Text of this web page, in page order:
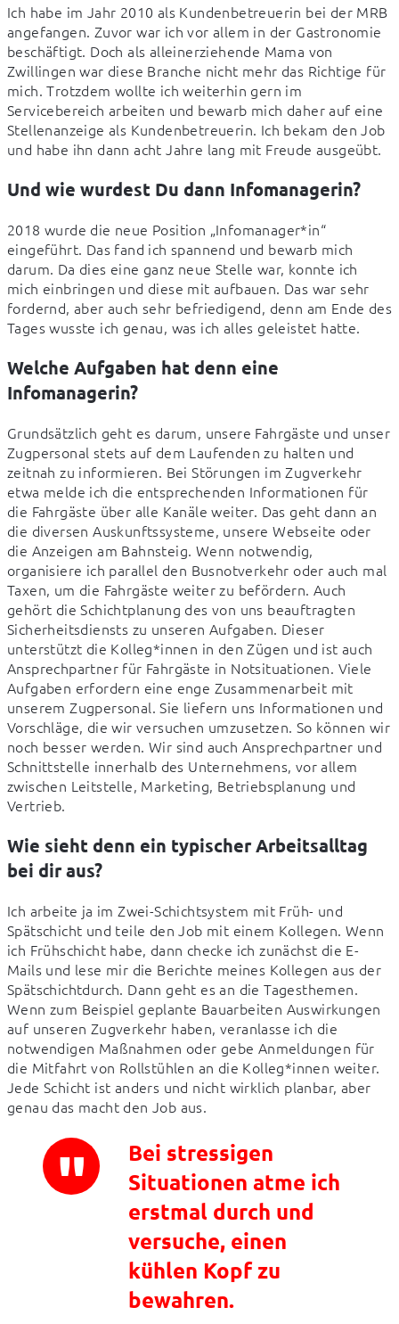
Ich habe im Jahr 2010 als Kundenbetreuerin bei der MRB
angefangen. Zuvor war ich vor allem in der Gastronomie
beschäftigt. Doch als alleinerziehende Mama von
Zwillingen war diese Branche nicht mehr das Richtige für
mich. Trotzdem wollte ich weiterhin gern im
Servicebereich arbeiten und bewarb mich daher auf eine
Stellenanzeige als Kundenbetreuerin. Ich bekam den Job
und habe ihn dann acht Jahre lang mit Freude ausgeübt.
Und wie wurdest Du dann Infomanagerin?
2018 wurde die neue Position „Infomanager*in“
eingeführt. Das fand ich spannend und bewarb mich
darum. Da dies eine ganz neue Stelle war, konnte ich
mich einbringen und diese mit aufbauen. Das war sehr
fordernd, aber auch sehr befriedigend, denn am Ende des
Tages wusste ich genau, was ich alles geleistet hatte.
Welche Aufgaben hat denn eine
Infomanagerin?
Grundsätzlich geht es darum, unsere Fahrgäste und unser
Zugpersonal stets auf dem Laufenden zu halten und
zeitnah zu informieren. Bei Störungen im Zugverkehr
etwa melde ich die entsprechenden Informationen für
die Fahrgäste über alle Kanäle weiter. Das geht dann an
die diversen Auskunftssysteme, unsere Webseite oder
die Anzeigen am Bahnsteig. Wenn notwendig,
organisiere ich parallel den Busnotverkehr oder auch mal
Taxen, um die Fahrgäste weiter zu befördern. Auch
gehört die Schichtplanung des von uns beauftragten
Sicherheitsdiensts zu unseren Aufgaben. Dieser
unterstützt die Kolleg*innen in den Zügen und ist auch
Ansprechpartner für Fahrgäste in Notsituationen. Viele
Aufgaben erfordern eine enge Zusammenarbeit mit
unserem Zugpersonal. Sie liefern uns Informationen und
Vorschläge, die wir versuchen umzusetzen. So können wir
noch besser werden. Wir sind auch Ansprechpartner und
Schnittstelle innerhalb des Unternehmens, vor allem
zwischen Leitstelle, Marketing, Betriebsplanung und
Vertrieb.
Wie sieht denn ein typischer Arbeitsalltag
bei dir aus?
Ich arbeite ja im Zwei-Schichtsystem mit Früh- und
Spätschicht und teile den Job mit einem Kollegen. Wenn
ich Frühschicht habe, dann checke ich zunächst die E-
Mails und lese mir die Berichte meines Kollegen aus der
Spätschichtdurch. Dann geht es an die Tagesthemen.
Wenn zum Beispiel geplante Bauarbeiten Auswirkungen
auf unseren Zugverkehr haben, veranlasse ich die
notwendigen Maßnahmen oder gebe Anmeldungen für
die Mitfahrt von Rollstühlen an die Kolleg*innen weiter.
Jede Schicht ist anders und nicht wirklich planbar, aber
genau das macht den Job aus.
Bei stressigen
Situationen atme ich
erstmal durch und
versuche, einen
kühlen Kopf zu
bewahren.